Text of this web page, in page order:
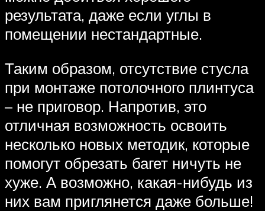
результата, даже если углы в
помещении нестандартные.
Таким образом, отсутствие стусла
при монтаже потолочного плинтуса
– не приговор. Напротив, это
отличная возможность освоить
несколько новых методик, которые
помогут обрезать багет ничуть не
хуже. А возможно, какая-нибудь из
них вам приглянется даже больше!